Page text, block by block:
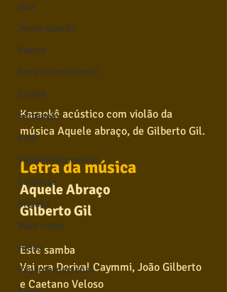
Jazz
Jovem guarda
Poesia
Rock internacional
Samba
Sertanejo
Soul
Violão instumental
Católicas
Infantil
Mais vistos
Hinos
Pop Internacional
Karaokê acústico com violão da
música Aquele abraço, de Gilberto Gil.
Letra da música
Aquele Abraço
Gilberto Gil
Este samba
Vai pra Dorival Caymmi, João Gilberto
e Caetano Veloso